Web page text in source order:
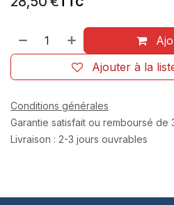
Ajouter à la
Conditions générales
Garantie satisfait ou remboursé de
Livraison : 2-3 jours ouvrables